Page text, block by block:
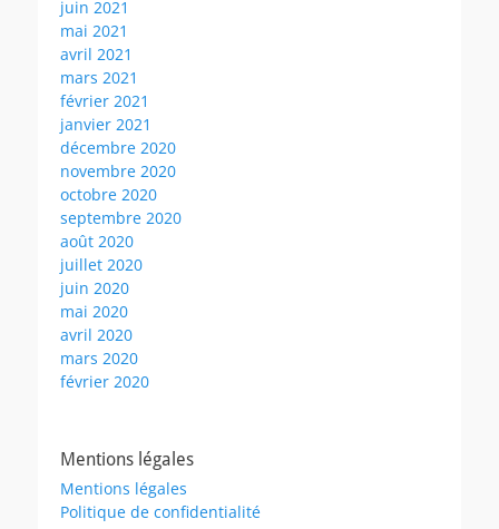
juin 2021
mai 2021
avril 2021
mars 2021
février 2021
janvier 2021
décembre 2020
novembre 2020
octobre 2020
septembre 2020
août 2020
juillet 2020
juin 2020
mai 2020
avril 2020
mars 2020
février 2020
Mentions légales
Mentions légales
Politique de confidentialité